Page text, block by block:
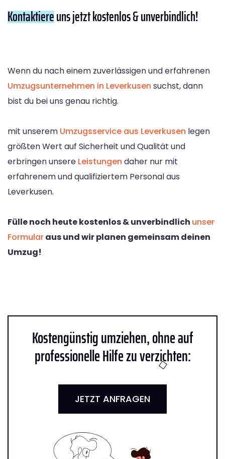
Kontaktiereuns jetzt kostenlos & unverbindlich!
Wenn du nach einem zuverlässigen und erfahrenen
Umzugsunternehmen in Leverkusen suchst, dann
bist du bei uns genau richtig.
mit unserem Umzugsservice aus Leverkusen legen
größten Wert auf Sicherheit und Qualität und
erbringen unsere Leistungen daher nur mit
erfahrenem und qualifiziertem Personal aus
Leverkusen.
Fülle noch heute kostenlos & unverbindlich unser
Formularaus und wir planen gemeinsam deinen
Umzug!
Kostengünstig umziehen, ohne auf
professionelle Hilfe zu verzichten:
JETZT ANFRAGEN